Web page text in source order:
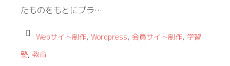
たものをもとにブラ…
Webサイト制作, Wordpress, 会員サイト制作, 学習
塾, 教育